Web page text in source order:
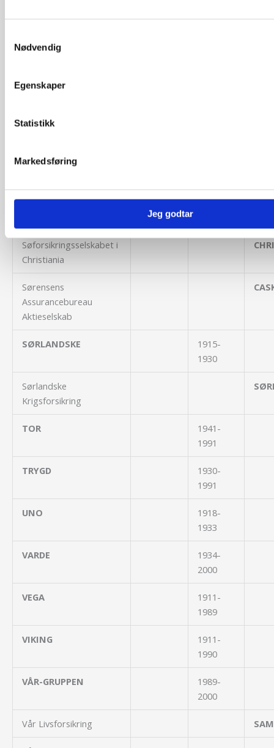
Nødvendig
Egenskaper
Statistikk
Markedsføring
Jeg godtar
STELLA
1931-
Reinsurance Company
Storebrand Sør
Storebrand Vest
Søforsikringsselskabet i
Christiania
Sørensens
Assurancebureau
Aktieselskab
SØRLANDSKE
1915-
1930
Sørlandske
Krigsforsikring
TOR
1941-
1991
TRYGD
1930-
1991
UNO
1918-
1933
VARDE
1934-
2000
VEGA
1911-
1989
VIKING
1911-
1990
VÅR-GRUPPEN
1989-
2000
Vår Livsforsikring